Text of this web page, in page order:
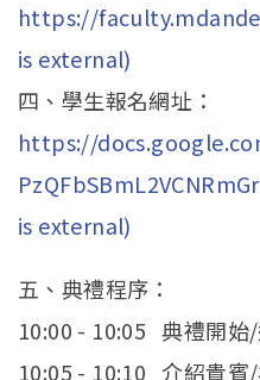
https://
is external)
四、學生報名網址：
https://
is external)
五、典禮程序：
10:00 - 10:05 典禮開始
10:05 - 10:10 介紹貴賓